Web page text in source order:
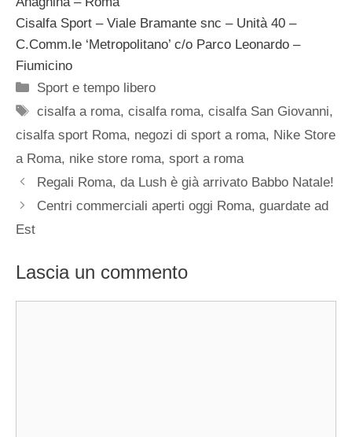
Cisalfa Sport – Viale Bramante snc – Unità 40 –
C.Comm.le ‘Metropolitano’ c/o Parco Leonardo –
Fiumicino
Categorie
Sport e tempo libero
Tag
cisalfa a roma,cisalfa roma,cisalfa San Giovanni,
cisalfa sport Roma, negozi di sport a roma, Nike Store
a Roma, nike store roma, sport a roma
Regali Roma, da Lush è già arrivato Babbo Natale!
Centri commerciali aperti oggi Roma, guardate ad
Est
Lascia un commento